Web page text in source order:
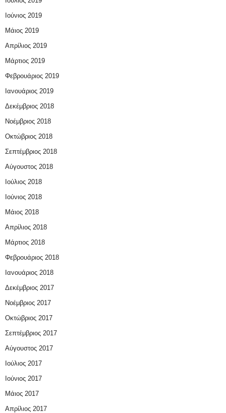
Ιούνιος 2019
Μάιος 2019
Απρίλιος 2019
Μάρτιος 2019
Φεβρουάριος 2019
Ιανουάριος 2019
Δεκέμβριος 2018
Νοέμβριος 2018
Οκτώβριος 2018
Σεπτέμβριος 2018
Αύγουστος 2018
Ιούλιος 2018
Ιούνιος 2018
Μάιος 2018
Απρίλιος 2018
Μάρτιος 2018
Φεβρουάριος 2018
Ιανουάριος 2018
Δεκέμβριος 2017
Νοέμβριος 2017
Οκτώβριος 2017
Σεπτέμβριος 2017
Αύγουστος 2017
Ιούλιος 2017
Ιούνιος 2017
Μάιος 2017
Απρίλιος 2017